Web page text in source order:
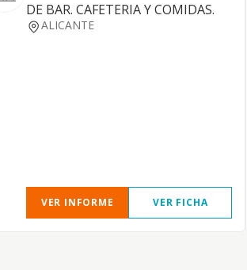
DE BAR. CAFETERIA Y COMIDAS.
ALICANTE
VER INFORME VER FICHA